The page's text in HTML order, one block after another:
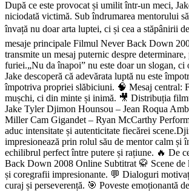
După ce este provocat și umilit într-un meci,
niciodată victimă. Sub îndrumarea mentorului
învață nu doar arta luptei, ci și cea a stăpânirii
mesaje principale Filmul Never Back Down
transmite un mesaj puternic despre
furiei.„Nu da înapoi” nu este doar un slogan,
Jake descoperă că adevărata luptă nu este
împotriva propriei slăbiciuni. 🧠 Mesaj central:
mușchi, ci din minte și inimă. 🎥 Distribuția
Jake Tyler Djimon Hounsou – Jean Roqua
Miller Cam Gigandet – Ryan McCarthy
aduc intensitate și autenticitate fiecărei
impresionează prin rolul său de mentor calm și
echilibrul perfect între putere și rațiune. 🔥 De
Back Down 2008 Online Subtitrat 🥋 Scene de
și coregrafii impresionante. 💬 Dialoguri
curaj și perseverență. 🎯 Poveste emoționantă